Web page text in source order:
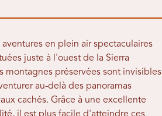
en plein air spectaculaires
juste à l'ouest de la Sierra
montagnes préservées sont invisibles
au-delà des panoramas
cachés. Grâce à une excellente